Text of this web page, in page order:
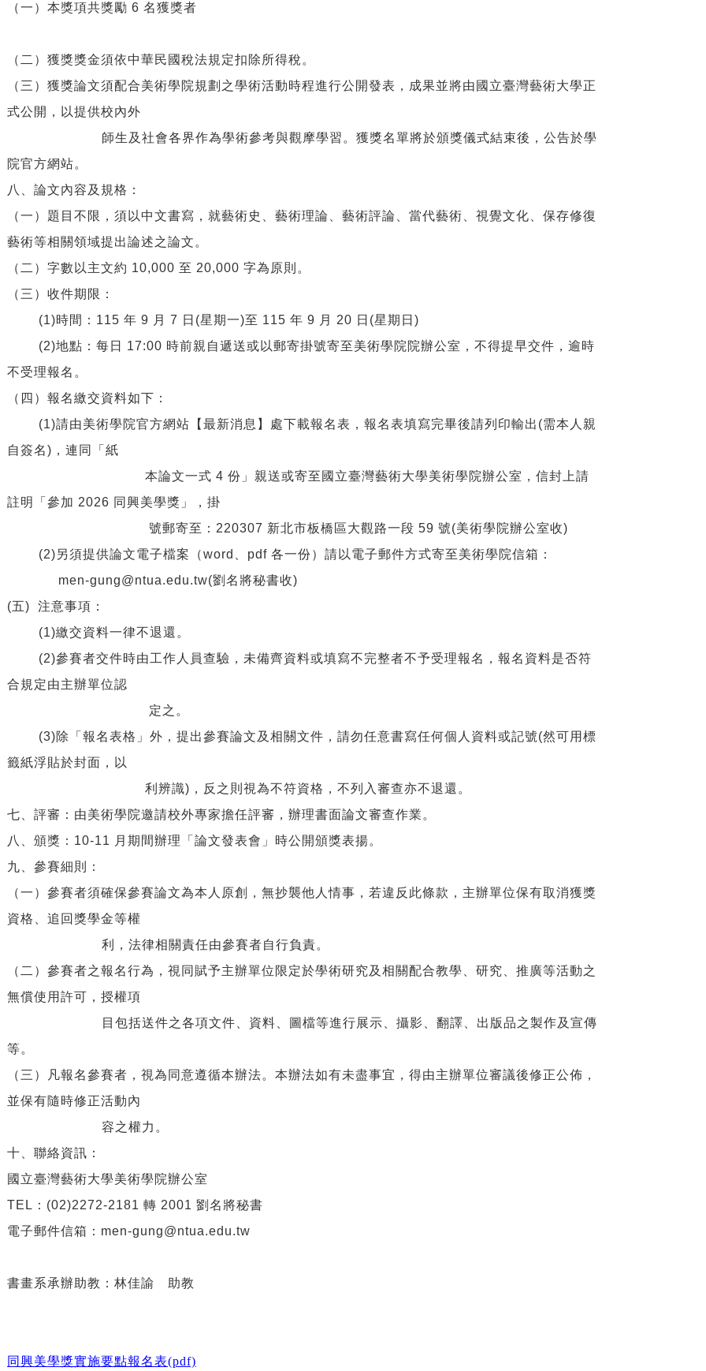
（一）本獎項共獎勵 6 名獲獎者
（二）獲獎獎金須依中華民國稅法規定扣除所得稅。
（三）獲獎論文須配合美術學院規劃之學術活動時程進行公開發表，成果並將由國立臺灣藝術大學正
式公開，以提供校內外
師生及社會各界作為學術參考與觀摩學習。獲獎名單將於頒獎儀式結束後，公告於學
院官方網站。
八、論文內容及規格：
（一）題目不限，須以中文書寫，就藝術史、藝術理論、藝術評論、當代藝術、視覺文化、保存修復
藝術等相關領域提出論述之論文。
（二） 字數以主文約 10,000 至 20,000 字為原則。
（三） 收件期限：
(1)時間： 115 年 9 月 7 日 (星期一)至 115 年 9 月 20 日 (星期日 )
(2)地點：每日 17:00 時前親自遞送或以郵寄掛號寄至美術學院院辦公室，不得提早交件，逾時
不受理報名。
（四 ） 報名繳交資料如下：
(1)請由美術學院官方網站【最新消息】處下載報名表，報名表填寫完畢後請列印輸出 (需本人親
自簽名) ，連同「紙
本論文一式 4 份」親送或寄至國立臺灣藝術大學美術學院辦公室，信封上請
註明「參加 2026 同興美學獎」，掛
號郵寄至： 220307 新北市板橋區大觀路一段 59 號(美術學院辦公室收)
(2)另須提供論文電子檔案（word pdf 各一份）請以電子郵件方式寄至美術學院信箱：
men-gung@ntua.edu.tw(劉名將秘書收)
(五)
注意事項：
(1)繳交資料一律不退還。
(2)參賽者交件時由工作人員查驗，未備齊資料或填寫不完整者不予受理報名，報名資料是否符
合規定由主辦單位認
定之。
(3)除「報名表格」外，提出參賽論文及相關文件，請勿任意書寫任何個人資料或記號(然可用標
籤紙浮貼於封面，以
利辨識) ，反之則視為不符資格，不列入審查亦不退還。
七、評審：由美術學院邀請校外專家擔任評審，辦理書面論文審查作業。
八、頒獎： 10-11 月期間辦理「論文發表會」時公開頒獎表揚。
九、參賽細則：
（一）參賽者須確保參賽論文為本人原創，無抄襲他人情事，若違反此條款，主辦單位保有取消獲獎
資格、追回獎學金等權
利，法律相關責任由參賽者自行負責。
（二）參賽者之報名行為，視同賦予主辦單位限定於學術研究及相關配合教學、研究、推廣等活動之
無償使用許可，授權項
目包括送件之各項文件、資料、圖檔等進行展示、攝影、翻譯、出版品之製作及宣傳
等。
（三）凡報名參賽者，視為同意遵循本辦法。本辦法如有未盡事宜，得由主辦單位審議後修正公佈，
並保有隨時修正活動內
容之權力。
十、聯絡資訊：
國立臺灣藝術大學美術學院辦公室
TEL ： (02)2272-2181 轉 2001 劉名將秘書
電子郵件信箱： men-gung@ntua.edu.tw
書畫系承辦助教：林佳諭 助教
同興美學獎實施要點報名表(pdf)